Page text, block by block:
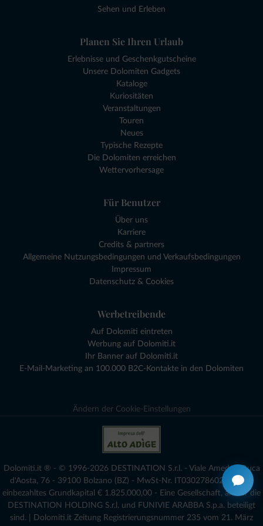
Sehen und Erleben
Planen Sie Ihren Urlaub
Erlebnisse und Geschenkgutscheine
Unsere Dolomiten Gadgets
Kataloge
Kuriositäten
Veranstaltungen
Touren
Neues
Typische Rezepte
Die Dolomiten erreichen
Wettervorhersage
Für Benutzer
Über uns
Karriere
Credits & partners
Allgemeine Nutzungsbedingungen und Verkaufsbedingungen
Impressum
Datenschutz & Cookies
Werbetreibende
Auf Dolomiti eintreten
Werbung auf Dolomiti.it
Ihr Banner auf Dolomiti.it
E-Mail-Marketing an 100.000 B2C-Kontakte in den Dolomiten
Ändern der Cookie-Einstellungen
Dolomiti.it ® - © 1996-2026 DESTINATION S.r.l. - Viale Amedeo Duca
d'Aosta, 76 - 39100 Bolzano (BZ) - MwSt-Nr. IT03027860216 - voll
einbezahltes Grundkapital € 1.825.000,00 - Eine Gesellschaft, an der die
DESTINATION HOLDING S.r.l. und FUNIVIE ARABBA S.p.a. beteiligt
sind. | Dolomiti.it Zeitung Registrierungsnummer 235 vom 21. März